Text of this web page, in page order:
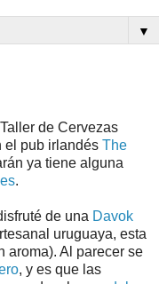
▼
de Cervezas
el pub irlandés The
ya tiene alguna
.
de una Davok
uruguaya, esta
aroma). Al parecer se
, y es que las